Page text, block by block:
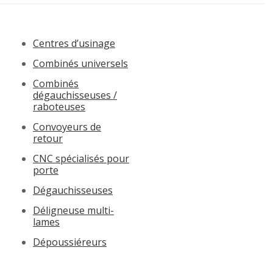
Centres d’usinage
Combinés universels
Combinés
dégauchisseuses /
raboteuses
Convoyeurs de
retour
CNC spécialisés pour
porte
Dégauchisseuses
Déligneuse multi-
lames
Dépoussiéreurs